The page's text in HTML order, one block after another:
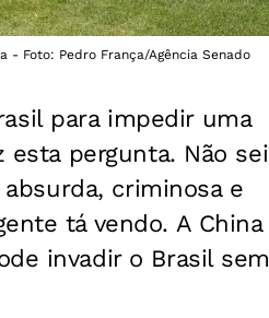
- Foto: Pedro França/Agência Senado
para impedir uma
esta pergunta. Não sei
criminosa e
tá vendo. A China
invadir o Brasil sem